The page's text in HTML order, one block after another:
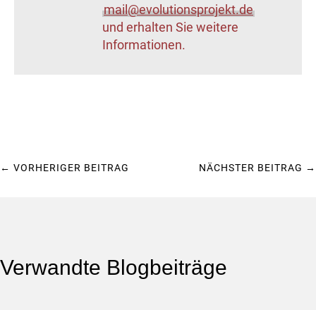
mail@evolutionsprojekt.de
und erhalten Sie weitere
Informationen.
← VORHERIGER BEITRAG NÄCHSTER BEITRAG →
Verwandte Blogbeiträge